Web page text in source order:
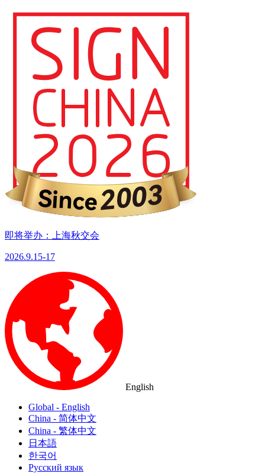
即将举办：上海秋交会
2026.9.15-17
English
Global - English
China - 简体中文
China - 繁体中文
日本語
한국어
Русский язык